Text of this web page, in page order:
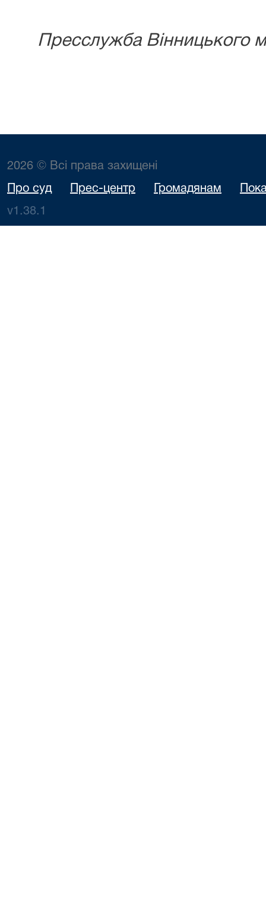
Пресслужба Вінницького
2026 © Всі права захищені
Про суд Прес-центр Громадянам
v1.38.1